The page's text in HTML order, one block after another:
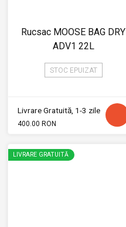
Rucsac MOOSE BAG DRY
ADV1 22L
STOC EPUIZAT
Livrare Gratuită, 1-3 zile
400.00 RON
LIVRARE GRATUITĂ